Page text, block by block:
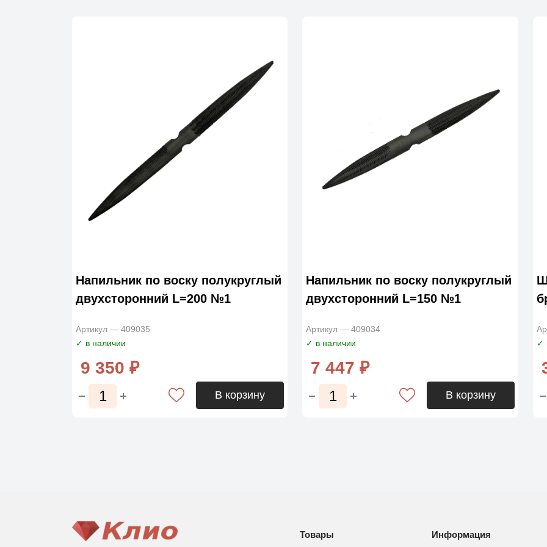
Напильник по воску полукруглый
двухсторонний L=200 №1
Артикул — 409035
✓ в наличии
9 350 ₽
В корзину
Напильник по воску полукруглый
двухсторонний L=150 №1
Артикул — 409034
✓ в наличии
7 447 ₽
В корзину
✓
Товары Информация